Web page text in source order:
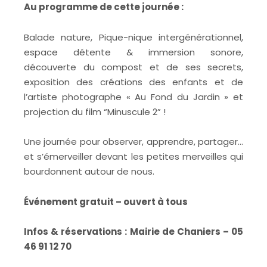
Au programme de cette journée :
Balade nature, Pique-nique intergénérationnel,
espace détente & immersion sonore,
découverte du compost et de ses secrets,
exposition des créations des enfants et de
l’artiste photographe « Au Fond du Jardin » et
projection du film “Minuscule 2” !
Une journée pour observer, apprendre, partager…
et s’émerveiller devant les petites merveilles qui
bourdonnent autour de nous.
Événement gratuit – ouvert à tous
Infos & réservations : Mairie de Chaniers – 05
46 91 12 70